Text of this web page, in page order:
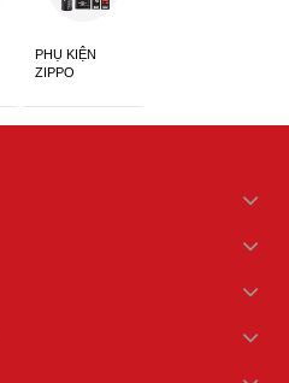
PHỤ KIỆN
ZIPPO